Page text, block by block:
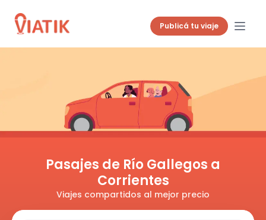
Publicá tu viaje
Pasajes de Río Gallegos a
Corrientes
Viajes compartidos al mejor precio